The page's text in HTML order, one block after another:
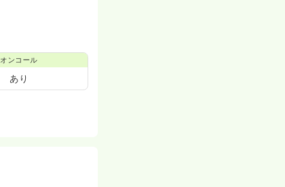
オンコール
あり